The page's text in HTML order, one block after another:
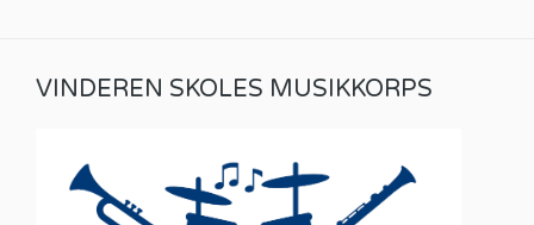
VINDEREN SKOLES MUSIKKORPS